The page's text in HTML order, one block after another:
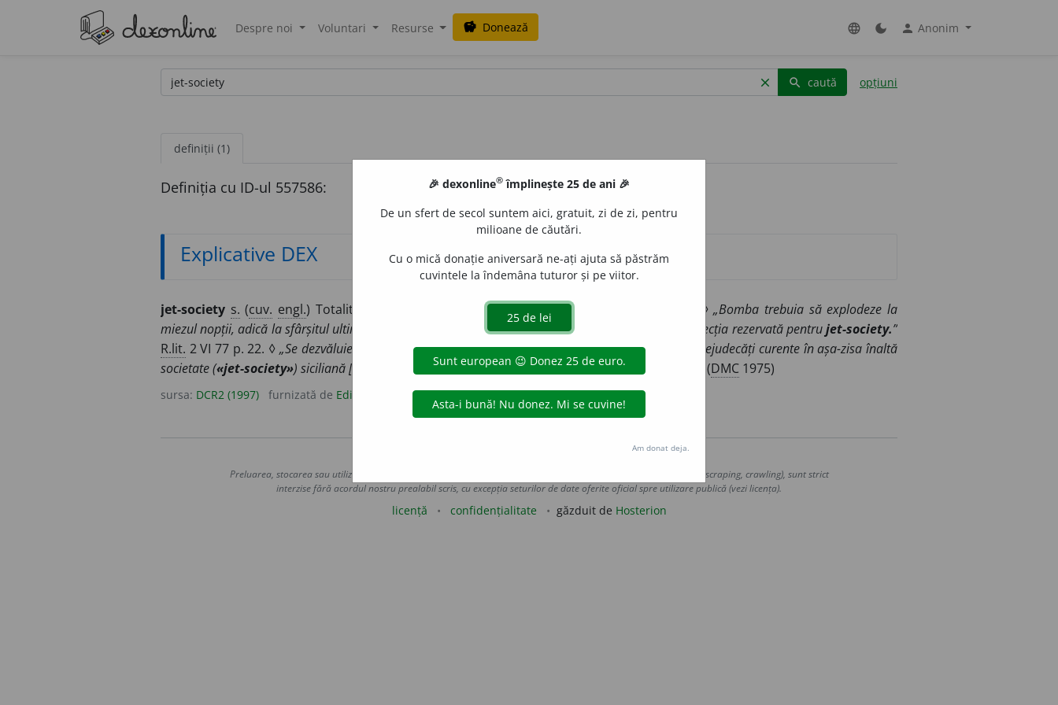
Despre noi Voluntari Resurse savings Donează language dark_mode person Anonim
clear search caută opțiuni
definiții (1)
Definiția cu ID-ul 557586:
Explicative DEX
jet-society s. (cuv. engl.) Totalitatea persoanelor care circulă cu jet-ul; societatea înaltă ◊„Bomba trebuia să explodeze la
miezul nopții, adică la sfârșitul ultimei proiecții, la spectacolul cu «ținută de seară obligatorie», proiecția rezervată pentrujet-society.”
R.lit. 2 VI 77 p. 22. ◊ „Se dezvăluie fiorul iubirii, repede înecat în unda unor conveniențe, a unor prejudecăți curente în așa-zisa înaltă
societate («jet-society») siciliană [...]” 4 VI 78 p. 4;v.șigerovitalizat(1974) [pron. get-săș (DMC 1975)
sursa: DCR2 (1997) furnizată de Editura Logos adăugată deraduborza acțiuni
Preluarea, stocarea sau utilizarea datelor de pe acest site, inclusiv prin orice metode de extragere automată (web scraping, crawling), sunt strict
interzise fără acordul nostru prealabil scris, cu excepția seturilor de date oferite oficial spre utilizare publică (vezi licența).
licență confidențialitate găzduit de Hosterion
🎉 dexonline® împlinește 25 de ani 🎉
De un sfert de secol suntem aici, gratuit, zi de zi, pentru
milioane de căutări.
Cu o mică donație aniversară ne-ați ajuta să păstrăm
cuvintele la îndemâna tuturor și pe viitor.
Am donat deja.